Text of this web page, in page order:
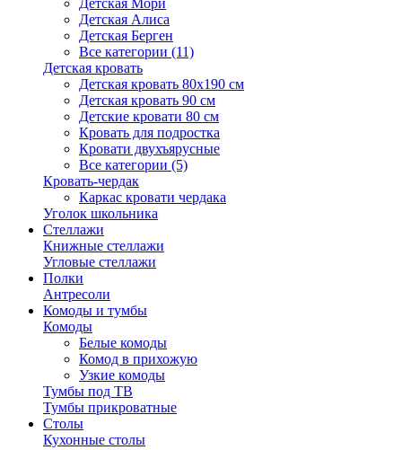
Детская Мори
Детская Алиса
Детская Берген
Все категории (11)
Детская кровать
Детская кровать 80х190 см
Детская кровать 90 см
Детские кровати 80 см
Кровать для подростка
Кровати двухъярусные
Все категории (5)
Кровать-чердак
Каркас кровати чердака
Уголок школьника
Стеллажи
Книжные стеллажи
Угловые стеллажи
Полки
Антресоли
Комоды и тумбы
Комоды
Белые комоды
Комод в прихожую
Узкие комоды
Тумбы под ТВ
Тумбы прикроватные
Столы
Кухонные столы